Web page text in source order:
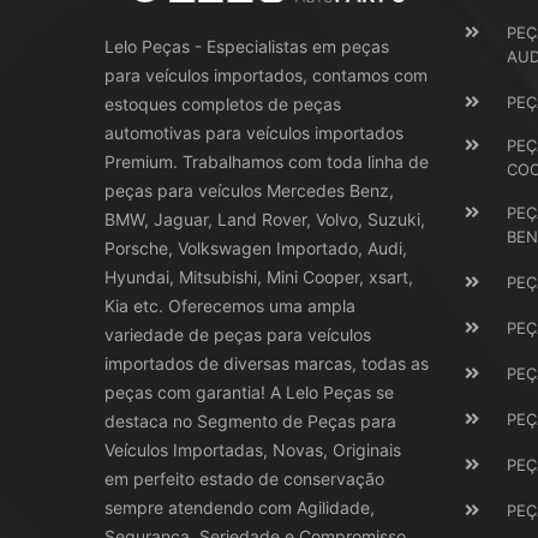
Lelo Peças - Especialistas em peças
para veículos importados, contamos com
estoques completos de peças
automotivas para veículos importados
Premium. Trabalhamos com toda linha de
peças para veículos Mercedes Benz,
BMW, Jaguar, Land Rover, Volvo, Suzuki,
Porsche, Volkswagen Importado, Audi,
Hyundai, Mitsubishi, Mini Cooper, xsart,
Kia etc. Oferecemos uma ampla
variedade de peças para veículos
importados de diversas marcas, todas as
peças com garantia! A Lelo Peças se
destaca no Segmento de Peças para
Veículos Importadas, Novas, Originais
em perfeito estado de conservação
sempre atendendo com Agilidade,